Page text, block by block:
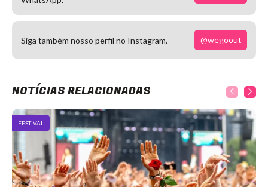
Siga também nosso perfil no Instagram. @wegoout
NOTÍCIAS RELACIONADAS
FESTIVAL